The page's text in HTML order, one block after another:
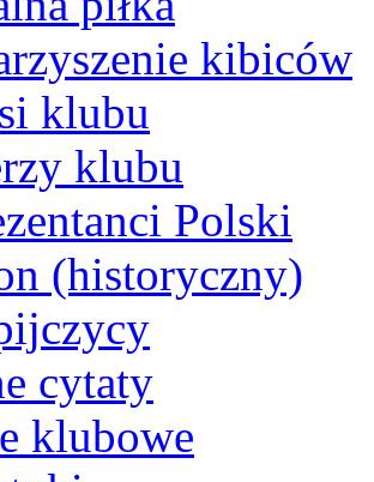
kibiców
klubu
klubu
Polski
(historyczny)
cytaty
klubowe